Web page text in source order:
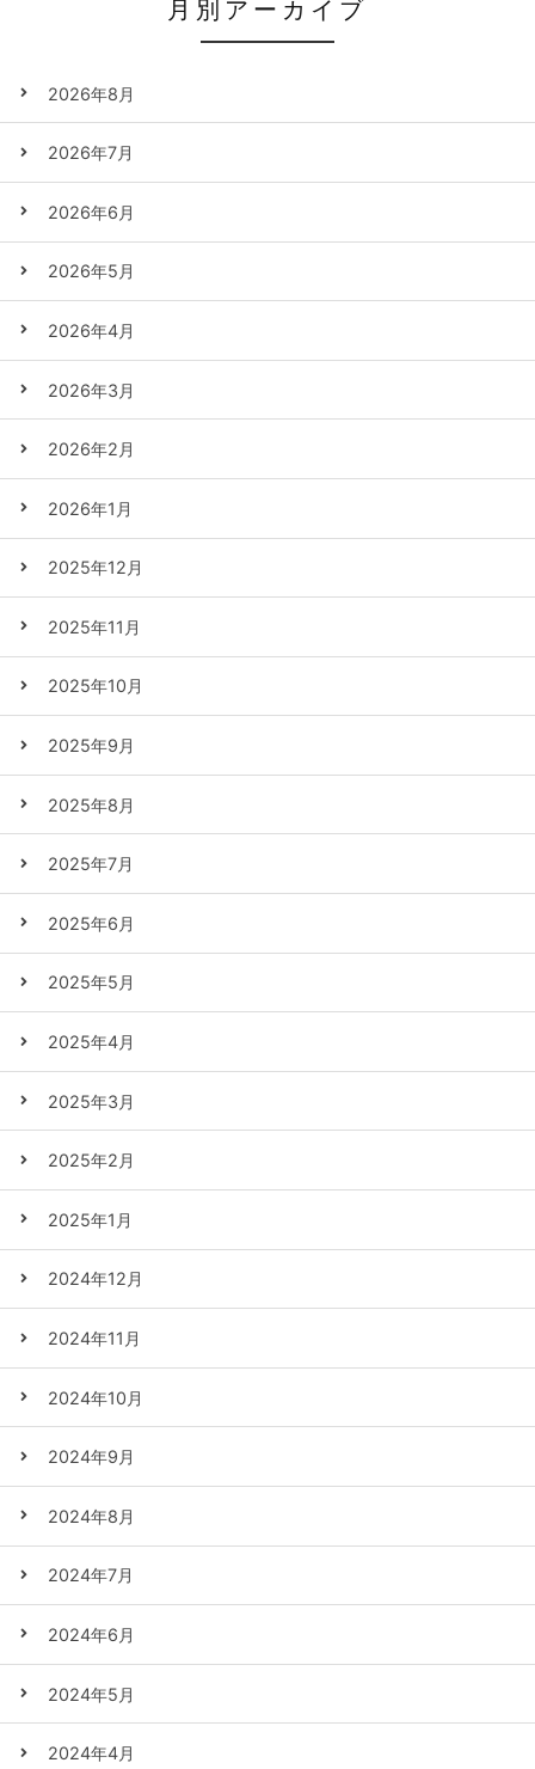
月別アーカイブ
2026年8月
2026年7月
2026年6月
2026年5月
2026年4月
2026年3月
2026年2月
2026年1月
2025年12月
2025年11月
2025年10月
2025年9月
2025年8月
2025年7月
2025年6月
2025年5月
2025年4月
2025年3月
2025年2月
2025年1月
2024年12月
2024年11月
2024年10月
2024年9月
2024年8月
2024年7月
2024年6月
2024年5月
2024年4月